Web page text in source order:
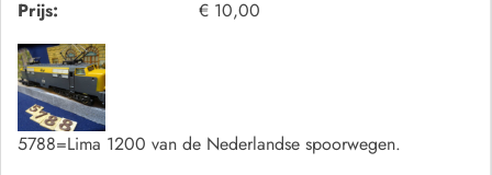
Prijs:
€ 10,00
5788=Lima 1200 van de Nederlandse spoorwegen.